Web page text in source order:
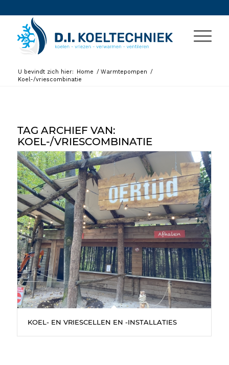
U bevindt zich hier: Home / Warmtepompen /
Koel-/vriescombinatie
TAG ARCHIEF VAN:
KOEL-/VRIESCOMBINATIE
KOEL- EN VRIESCELLEN EN -INSTALLATIES